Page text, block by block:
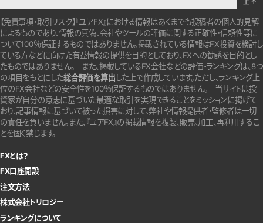
【免責事項・取引リスク】『ユアFX』における情報はあくまでも投稿者の個人的見解
によるものであり、情報の真偽、会社やツールの評価に関する正確性・信頼性等に
ついて100％保証するものではありません。掲載されている情報はFX投資を検討し
ている方などに向けた有益情報の提供を目的としており、FXへの勧誘を目的とし
たものではありません。 また、掲載しているFX会社などの評価・ランキングは、8つ
の項目をもとにした総合評価を算出 した上で作成しています。ただし、ランキング上
位のFX会社などの安全性を100％保証するものではありません。
当サイトは投
資家が自分の意志に基づいた最適な取引を実現できることをミッションに掲げて
おり、記事情報に基づいて被った損害に対して、弊社や情報提供者・監修者は一切
の責任を負いません。また、『ユアFX』の掲載情報を複製、販売、加工、再利用するこ
とを固く禁じます。
FXとは？
FX口座開設
注文方法
株式会社トリロジー
ランキングについて